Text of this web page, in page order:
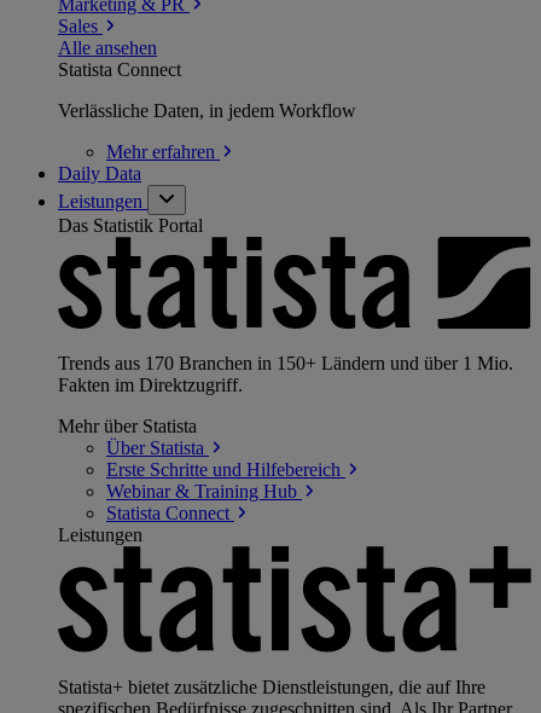
Sales
Alle ansehen
Statista Connect
Verlässliche Daten, in jedem Workflow
Mehrerfahren
Daily Data
Leistungen
Das Statistik Portal
Trends aus 170 Branchen in 150+ Ländern und über 1 Mio.
Fakten im Direktzugriff.
Mehr über Statista
Über Statista
Erste Schritte und Hilfebereich
Webinar & Training Hub
Statista Connect
Leistungen
Statista+ bietet zusätzliche Dienstleistungen, die auf Ihre
spezifischen Bedürfnisse zugeschnitten sind. Als Ihr Partner